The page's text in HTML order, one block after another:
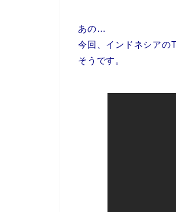
あの…
今回、インドネシアの
そうです。